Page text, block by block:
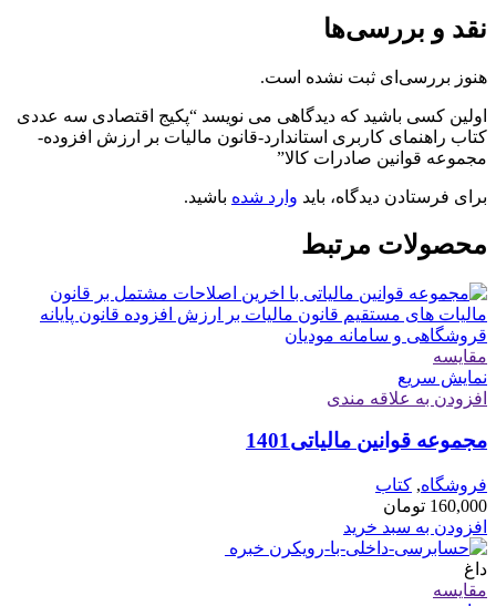
نقد و بررسی‌ها
هنوز بررسی‌ای ثبت نشده است.
اولین کسی باشید که دیدگاهی می نویسد “پکیج اقتصادی سه عددی
کتاب راهنمای کاربری استاندارد-قانون مالیات بر ارزش افزوده-
مجموعه قوانین صادرات کالا”
برای فرستادن دیدگاه، باید وارد شده باشید.
محصولات مرتبط
مقايسه
نمایش سریع
افزودن به علاقه مندی
مجموعه قوانین مالیاتی1401
فروشگاه, کتاب
160,000 تومان
افزودن به سبد خرید
داغ
مقايسه